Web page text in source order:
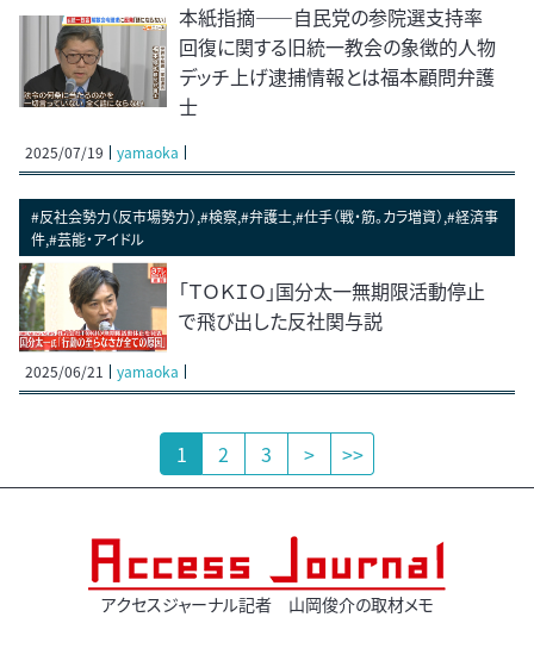
本紙指摘――自民党の参院選支持率
回復に関する旧統一教会の象徴的人物
デッチ上げ逮捕情報とは福本顧問弁護
士
2025/07/19 yamaoka
#反社会勢力（反市場勢力）,#検察,#弁護士,#仕手（戦・筋。カラ増資）,#経済事
件,#芸能・アイドル
「ＴＯＫＩＯ」国分太一無期限活動停止
で飛び出した反社関与説
2025/06/21 yamaoka
1 2 3 > >>
アクセスジャーナル記者 山岡俊介の取材メモ